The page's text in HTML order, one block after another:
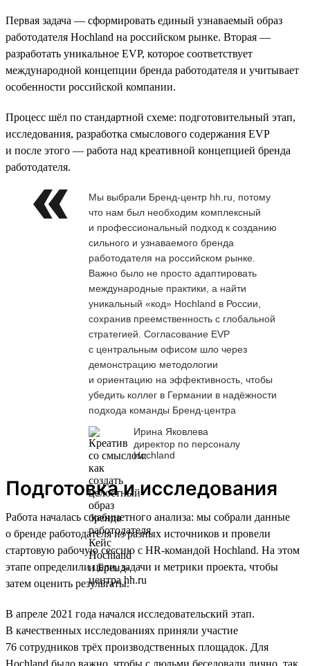
Первая задача — сформировать единый узнаваемый образ
работодателя Hochland на российском рынке. Вторая —
разработать уникальное EVP, которое соответствует
международной концепции бренда работодателя и учитывает
особенности российской компании.
Процесс шёл по стандартной схеме: подготовительный этап,
исследования, разработка смыслового содержания EVP
и после этого — работа над креативной концепцией бренда
работодателя.
Мы выбрали Бренд-центр hh.ru, потому
что нам был необходим комплексный
и профессиональный подход к созданию
сильного и узнаваемого бренда
работодателя на российском рынке.
Важно было не просто адаптировать
международные практики, а найти
уникальный «код» Hochland в России,
сохранив преемственность с глобальной
стратегией. Согласование EVP
с центральным офисом шло через
демонстрацию методологии
и ориентацию на эффективность, чтобы
убедить коллег в Германии в надёжности
подхода команды Бренд-центра
Ирина Яковлева
директор по персоналу
Hochland
Подготовка и исследования
Работа началась с кабинетного анализа: мы собрали данные
о бренде работодателя из разных источников и провели
стартовую рабочую сессию с HR-командой Hochland. На этом
этапе определили цели, задачи и метрики проекта, чтобы
затем оценить результаты.
В апреле 2021 года начался исследовательский этап.
В качественных исследованиях приняли участие
76 сотрудников трёх производственных площадок. Для
Hochland было важно, чтобы с людьми беседовали лично, так